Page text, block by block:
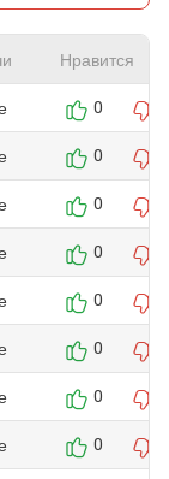
Нравится
0
0
0
0
0
0
0
0